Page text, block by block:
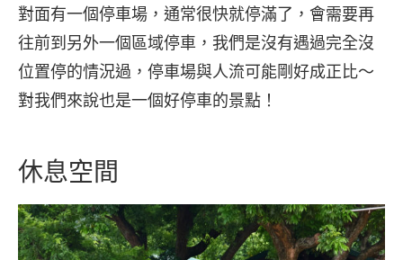
對面有一個停車場，通常很快就停滿了，會需要再
往前到另外一個區域停車，我們是沒有遇過完全沒
位置停的情況過，停車場與人流可能剛好成正比～
對我們來說也是一個好停車的景點！
休息空間